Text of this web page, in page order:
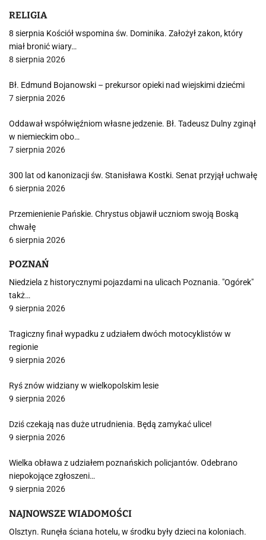
RELIGIA
8 sierpnia Kościół wspomina św. Dominika. Założył zakon, który
miał bronić wiary…
8 sierpnia 2026
Bł. Edmund Bojanowski – prekursor opieki nad wiejskimi dziećmi
7 sierpnia 2026
Oddawał współwięźniom własne jedzenie. Bł. Tadeusz Dulny zginął
w niemieckim obo…
7 sierpnia 2026
300 lat od kanonizacji św. Stanisława Kostki. Senat przyjął uchwałę
6 sierpnia 2026
Przemienienie Pańskie. Chrystus objawił uczniom swoją Boską
chwałę
6 sierpnia 2026
POZNAŃ
Niedziela z historycznymi pojazdami na ulicach Poznania. "Ogórek"
takż…
9 sierpnia 2026
Tragiczny finał wypadku z udziałem dwóch motocyklistów w
regionie
9 sierpnia 2026
Ryś znów widziany w wielkopolskim lesie
9 sierpnia 2026
Dziś czekają nas duże utrudnienia. Będą zamykać ulice!
9 sierpnia 2026
Wielka obława z udziałem poznańskich policjantów. Odebrano
niepokojące zgłoszeni…
9 sierpnia 2026
NAJNOWSZE WIADOMOŚCI
Olsztyn. Runęła ściana hotelu, w środku były dzieci na koloniach.